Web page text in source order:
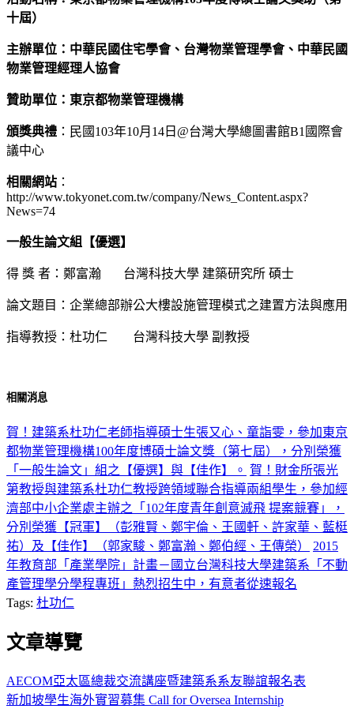
十屆）
主辦單位：中華民國住宅學會、台灣物業管理學會、中華民國
物業管理經理人協會
贊助單位：東京都物業管理機構
頒獎典禮 ：民國103年10月14日@台灣大學總圖書館B1國際會
議中心
相關網站 ：
http://www.tokyonet.com.tw/company/News_Content.aspx?
News=74
一般生論文組【優選】
得 獎 者：鄭富瀚 台灣科技大學 建築研究所 碩士
論文題目：企業總部辦公大樓設施管理模式之建置方法與應用
指導教授：杜功仁 台灣科技大學 副教授
相關消息
賀！建築系杜功仁老師指導碩士生張又心、童詣雯，參加東京
都物業管理機構100年度博碩士論文獎（第七屆），分別榮獲
「一般生論文」組之【優選】與【佳作】。 賀！財金所張光
第教授與建築系杜功仁教授跨領域聯合指導兩組學生，參加經
濟部中小企業處主辦之「102年度青年創意滅飛 提案競賽」，
分別榮獲【冠軍】（彭雅賢、鄭宇倫、王國軒、許家華、藍梃
祐）及【佳作】（郭家駿、鄭富瀚、鄭伯經、王傳榮）
2015
年教育部「產業學院」計畫－國立台灣科技大學建築系「不動
產管理學分學程專班」熱烈招生中，有意者從速報名
Tags: 杜功仁
文章導覽
AECOM亞太區總裁交流講座暨建築系系友聯誼報名表
新加坡學生海外實習募集 Call for Oversea Internship